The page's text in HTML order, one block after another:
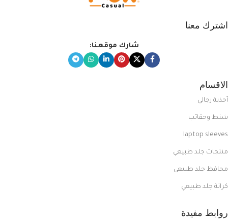
اشترك معنا
شارك موقعنا:
الاقسام
أحذية رجالي
شنط وحقائب
laptop sleeves
منتجات جلد طبيعي
محافظ جلد طبيعي
كراتة جلد طبيعي
روابط مفيدة